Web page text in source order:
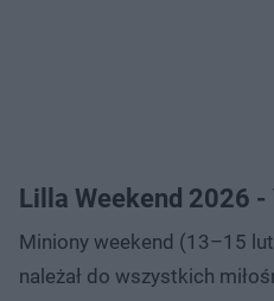
Lilla Weekend 2026
Miniony weekend (13–15
należał do wszystkich